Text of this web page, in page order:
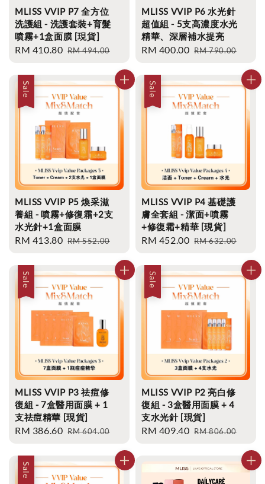
MLISS VVIP P7 全方位
洗護組 - 洗護套裝+育髮
噴霧+1盒面膜 [現貨]
Sale
RM 410.80 Regular
RM 494.00
MLISS VVIP P6 水光針
超值組 - 5支高濃度水光
精華、深層補水提亮
Sale
RM 400.00 Regular
RM 790.00
Sale
MLISS VVIP P5 煥采滋
養組 - 噴霧+修復霜+2支
水光針+1盒面膜
Sale
RM 413.80 Regular
RM 552.00
Sale
MLISS VVIP P4 基礎護
膚全套組 - 潔面+噴霧
+修復霜+精華 [現貨]
Sale
RM 452.00 Regular
RM 632.00
Sale
MLISS VVIP P3 祛痘修
復組 - 7盒醫用面膜 + 1
支祛痘精華 [現貨]
Sale
RM 386.60 Regular
RM 604.00
Sale
MLISS VVIP P2 亮白修
復組 - 3盒醫用面膜 + 4
支水光針 [現貨]
Sale
RM 409.40 Regular
RM 806.00
Sale